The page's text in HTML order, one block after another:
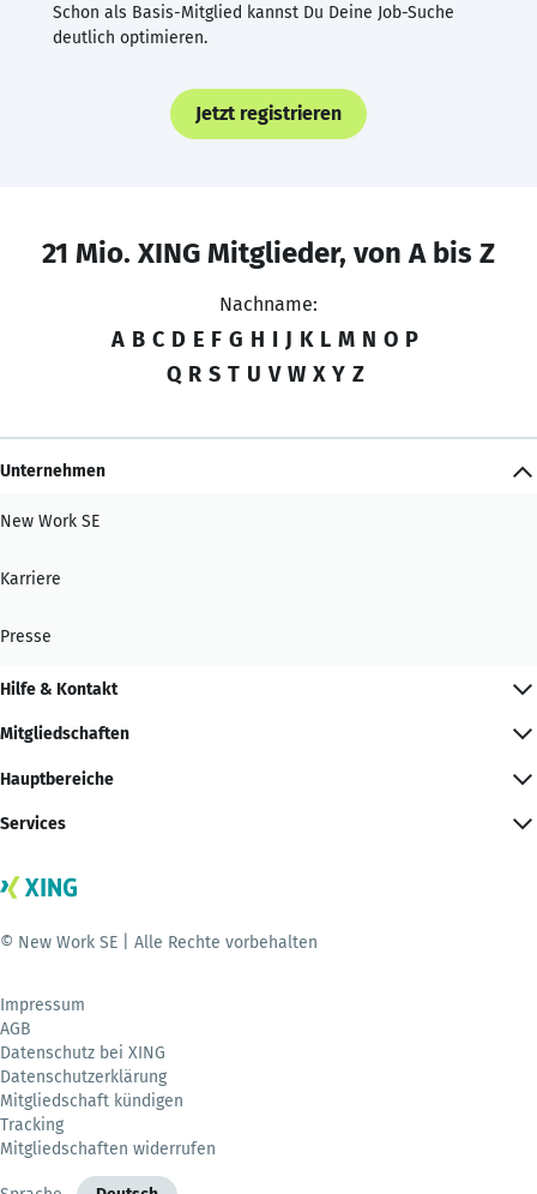
Schon als Basis-Mitglied kannst Du Deine Job-Suche
deutlich optimieren.
Jetzt registrieren
21 Mio. XING Mitglieder, von A bis Z
Nachname:
A B C D E F G H I J K L M N O P
Q R S T U V W X Y Z
Unternehmen
New Work SE
Karriere
Presse
Hilfe & Kontakt
Mitgliedschaften
Hauptbereiche
Services
© New Work SE | Alle Rechte vorbehalten
Impressum
AGB
Datenschutz bei XING
Datenschutzerklärung
Mitgliedschaft kündigen
Tracking
Mitgliedschaften widerrufen